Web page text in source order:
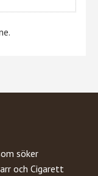
söker
och Cigarett